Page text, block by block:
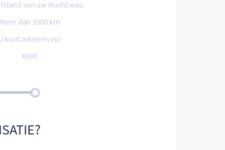
van uw vlucht was:
Meer dan 3500 km
kunt rekenen op:
€600